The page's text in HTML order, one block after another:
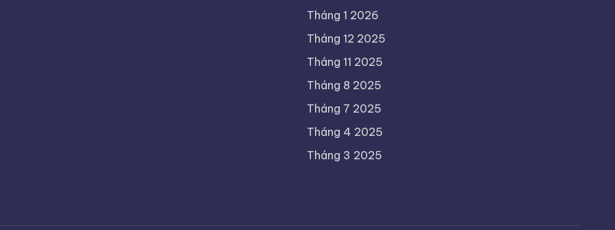
Tháng 1 2026
Tháng 12 2025
Tháng 11 2025
Tháng 8 2025
Tháng 7 2025
Tháng 4 2025
Tháng 3 2025